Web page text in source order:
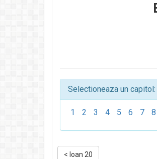
Selectioneaza un capitol:
1 2 3 4 5 6 7 8
< Ioan 20